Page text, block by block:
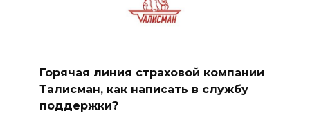
Горячая линия страховой компании
Талисман, как написать в службу
поддержки?